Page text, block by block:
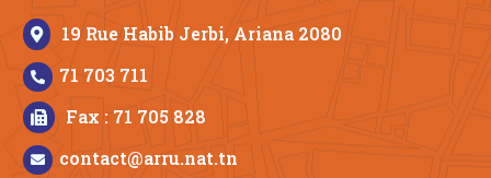
19 Rue Habib Jerbi, Ariana 2080
71 703 711
Fax : 71 705 828
contact@arru.nat.tn